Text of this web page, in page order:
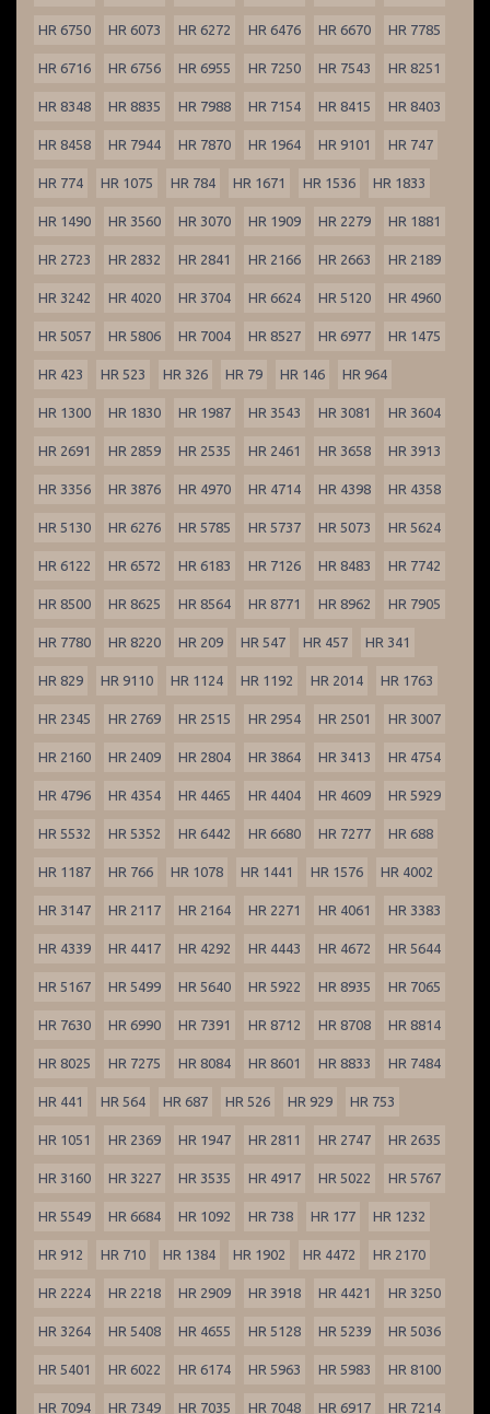
HR 6750 HR 6073 HR 6272 HR 6476 HR 6670 HR 7785
HR 6716 HR 6756 HR 6955 HR 7250 HR 7543 HR 8251
HR 8348 HR 8835 HR 7988 HR 7154 HR 8415 HR 8403
HR 8458 HR 7944 HR 7870 HR 1964 HR 9101 HR 747
HR 774 HR 1075 HR 784 HR 1671 HR 1536 HR 1833
HR 1490 HR 3560 HR 3070 HR 1909 HR 2279 HR 1881
HR 2723 HR 2832 HR 2841 HR 2166 HR 2663 HR 2189
HR 3242 HR 4020 HR 3704 HR 6624 HR 5120 HR 4960
HR 5057 HR 5806 HR 7004 HR 8527 HR 6977 HR 1475
HR 423 HR 523 HR 326 HR 79 HR 146 HR 964
HR 1300 HR 1830 HR 1987 HR 3543 HR 3081 HR 3604
HR 2691 HR 2859 HR 2535 HR 2461 HR 3658 HR 3913
HR 3356 HR 3876 HR 4970 HR 4714 HR 4398 HR 4358
HR 5130 HR 6276 HR 5785 HR 5737 HR 5073 HR 5624
HR 6122 HR 6572 HR 6183 HR 7126 HR 8483 HR 7742
HR 8500 HR 8625 HR 8564 HR 8771 HR 8962 HR 7905
HR 7780 HR 8220 HR 209 HR 547 HR 457 HR 341
HR 829 HR 9110 HR 1124 HR 1192 HR 2014 HR 1763
HR 2345 HR 2769 HR 2515 HR 2954 HR 2501 HR 3007
HR 2160 HR 2409 HR 2804 HR 3864 HR 3413 HR 4754
HR 4796 HR 4354 HR 4465 HR 4404 HR 4609 HR 5929
HR 5532 HR 5352 HR 6442 HR 6680 HR 7277 HR 688
HR 1187 HR 766 HR 1078 HR 1441 HR 1576 HR 4002
HR 3147 HR 2117 HR 2164 HR 2271 HR 4061 HR 3383
HR 4339 HR 4417 HR 4292 HR 4443 HR 4672 HR 5644
HR 5167 HR 5499 HR 5640 HR 5922 HR 8935 HR 7065
HR 7630 HR 6990 HR 7391 HR 8712 HR 8708 HR 8814
HR 8025 HR 7275 HR 8084 HR 8601 HR 8833 HR 7484
HR 441 HR 564 HR 687 HR 526 HR 929 HR 753
HR 1051 HR 2369 HR 1947 HR 2811 HR 2747 HR 2635
HR 3160 HR 3227 HR 3535 HR 4917 HR 5022 HR 5767
HR 5549 HR 6684 HR 1092 HR 738 HR 177 HR 1232
HR 912 HR 710 HR 1384 HR 1902 HR 4472 HR 2170
HR 2224 HR 2218 HR 2909 HR 3918 HR 4421 HR 3250
HR 3264 HR 5408 HR 4655 HR 5128 HR 5239 HR 5036
HR 5401 HR 6022 HR 6174 HR 5963 HR 5983 HR 8100
HR 7094 HR 7349 HR 7035 HR 7048 HR 6917 HR 7214